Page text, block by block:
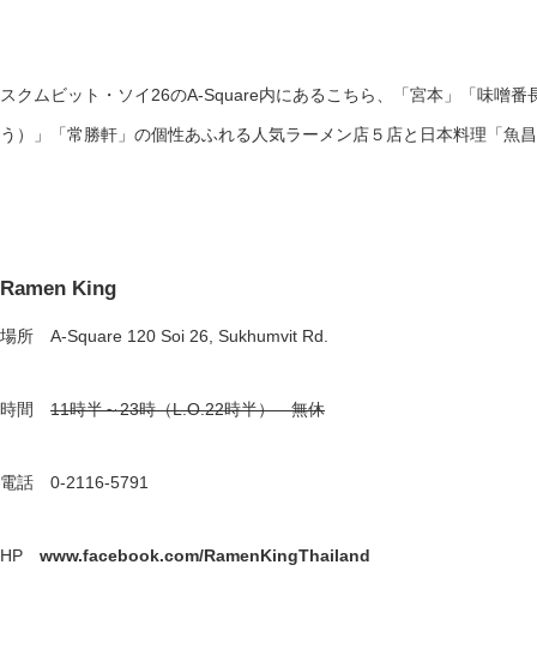
スクムビット・ソイ26のA-Square内にあるこちら、「宮本」「味噌番
う）」「常勝軒」の個性あふれる人気ラーメン店５店と日本料理「魚
Ramen King
場所 A-Square 120 Soi 26, Sukhumvit Rd.
時間 11時半～23時（L.O.22時半） 無休
電話 0-2116-5791
HP www.facebook.com/RamenKingThailand